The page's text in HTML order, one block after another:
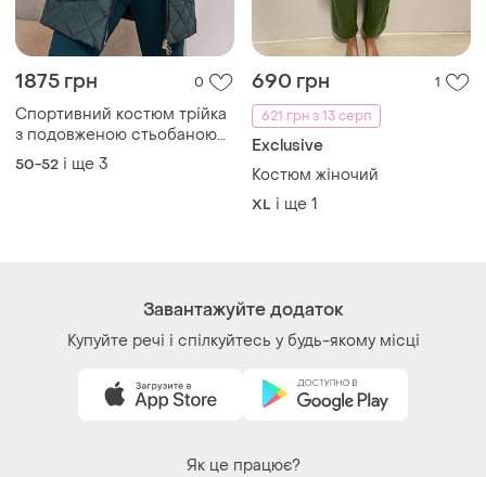
1875 грн 0
Спортивний костюм трійка
з подовженою стьобаною
жилеткою з капюшоном з
світшотом з штанами
50-52 і ще 3
690 грн
1
621 грн з 13 серп
Exclusive
Костюм жіночий
XL і ще 1
Завантажуйте додаток
Купуйте речі і спілкуйтесь у будь-якому місці
Як це працює?